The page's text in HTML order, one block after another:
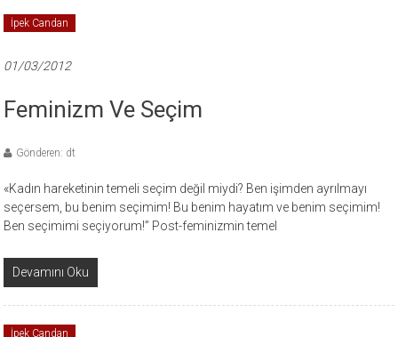
İpek Candan
01/03/2012
Feminizm Ve Seçim
Gönderen: dt
«Kadın hareketinin temeli seçim değil miydi? Ben işimden ayrılmayı
seçersem, bu benim seçimim! Bu benim hayatım ve benim seçimim!
Ben seçimimi seçiyorum!” Post-feminizmin temel
Devamını Oku
İpek Candan